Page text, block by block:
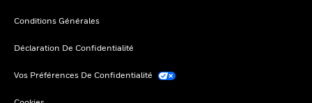
Conditions Générales
Déclaration De Confidentialité
Vos Préférences De Confidentialité